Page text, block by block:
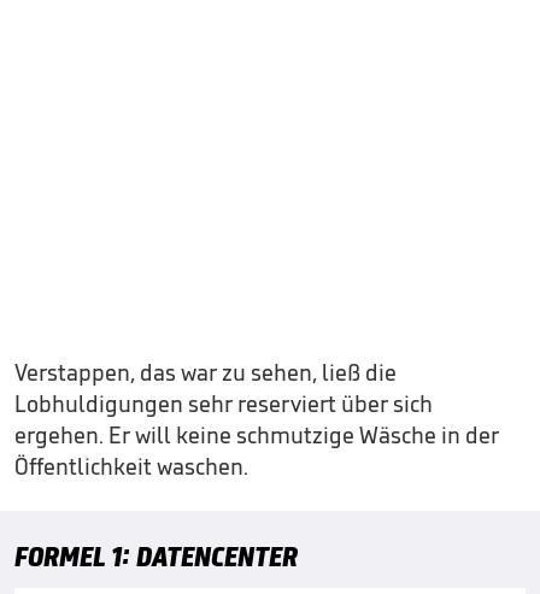
Verstappen, das war zu sehen, ließ die
Lobhuldigungen sehr reserviert über sich
ergehen. Er will keine schmutzige Wäsche in der
Öffentlichkeit waschen.
FORMEL 1: DATENCENTER